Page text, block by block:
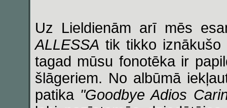
Uz Lieldienām arī mēs
ALLESSA tik tikko
tagad mūsu fonotēka ir
šlāgeriem. No albūmā
patika "Goodbye Adios